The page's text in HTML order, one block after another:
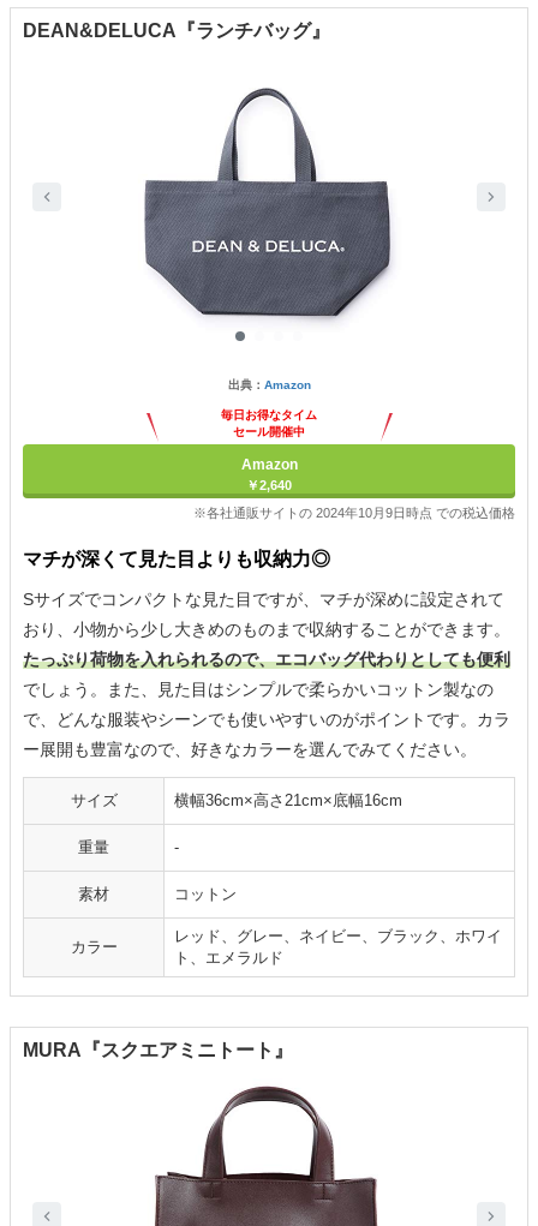
DEAN&DELUCA『ランチバッグ』
出典： Amazon
毎日お得なタイム
セール開催中
Amazon
￥2,640
※各社通販サイトの 2024年10月9日時点 での税込価格
マチが深くて見た目よりも収納力◎
Sサイズでコンパクトな見た目ですが、マチが深めに設定されて
おり、小物から少し大きめのものまで収納することができます。
たっぷり荷物を入れられるので、エコバッグ代わりとしても便利
でしょう。また、見た目はシンプルで柔らかいコットン製なの
で、どんな服装やシーンでも使いやすいのがポイントです。カラ
ー展開も豊富なので、好きなカラーを選んでみてください。
サイズ 横幅36cm×高さ21cm×底幅16cm
重量 -
素材 コットン
カラー
レッド、グレー、ネイビー、ブラック、ホワイ
ト、エメラルド
MURA『スクエアミニトート』